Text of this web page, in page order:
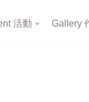
活動 Gallery